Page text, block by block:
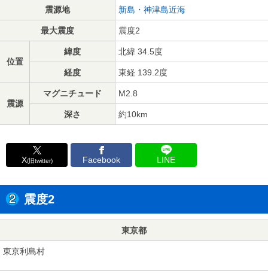
震源地 新島・神津島近海
最大震度 震度2
位置
緯度 北緯 34.5度
経度 東経 139.2度
震源
マグニチュード M2.8
深さ 約10km
X(旧twitter) Facebook LINE
震度2
東京都
東京利島村